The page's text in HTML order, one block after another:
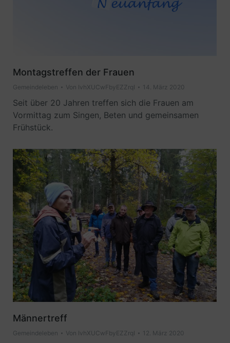
Montagstreffen der Frauen
Gemeindeleben Von IvhXUCwFbyEZZrqI 14. März 2020
Seit über 20 Jahren treffen sich die Frauen am
Vormittag zum Singen, Beten und gemeinsamen
Frühstück.
Männertreff
Gemeindeleben Von IvhXUCwFbyEZZrqI 12. März 2020